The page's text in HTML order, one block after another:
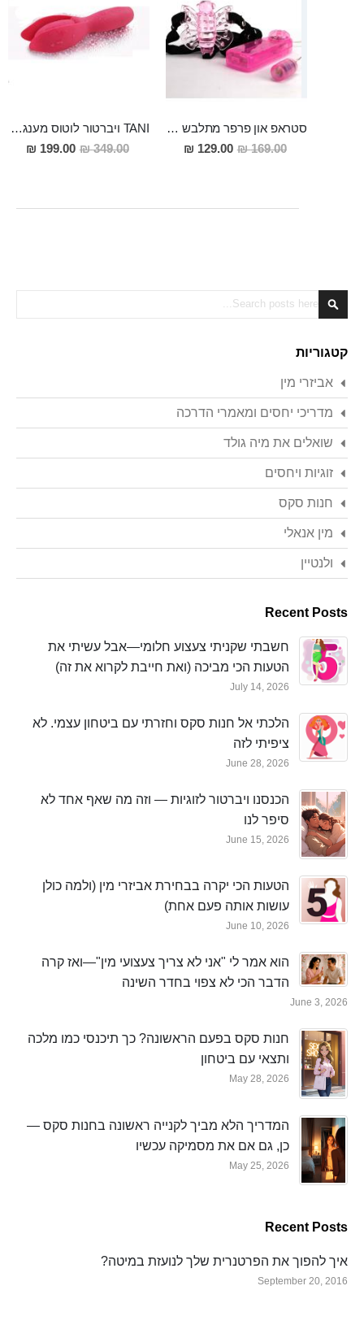
סטראפ און פרפר מתלבש כמו תחתונים, עם רטט
169.00 ₪
מחיר
מבצע
129.00 ₪
TANI ויברטור לוטוס מענג מסיליקון רפואי,נטען, מופעל ע" אפליקציה
349.00 ₪
מחיר
מבצע
199.00 ₪
Search
Search
קטגוריות
אביזרי מין
מדריכי יחסים ומאמרי הדרכה
שואלים את מיה גולד
זוגיות ויחסים
חנות סקס
מין אנאלי
ולנטיין
Recent Posts
חשבתי שקניתי צעצוע חלומי—אבל עשיתי את
הטעות הכי מביכה (ואת חייבת לקרוא את זה)
July 14, 2026
הלכתי אל חנות סקס וחזרתי עם ביטחון עצמי. לא
ציפיתי לזה
June 28, 2026
הכנסנו ויברטור לזוגיות — וזה מה שאף אחד לא
סיפר לנו
June 15, 2026
הטעות הכי יקרה בבחירת אביזרי מין (ולמה כולן
עושות אותה פעם אחת)
June 10, 2026
הוא אמר לי "אני לא צריך צעצועי מין"—ואז קרה
הדבר הכי לא צפוי בחדר השינה
June 3, 2026
חנות סקס בפעם הראשונה? כך תיכנסי כמו מלכה
ותצאי עם ביטחון
May 28, 2026
המדריך הלא מביך לקנייה ראשונה בחנות סקס —
כן, גם אם את מסמיקה עכשיו
May 25, 2026
Recent Posts
איך להפוך את הפרטנרית שלך לנועזת במיטה?
September 20, 2016